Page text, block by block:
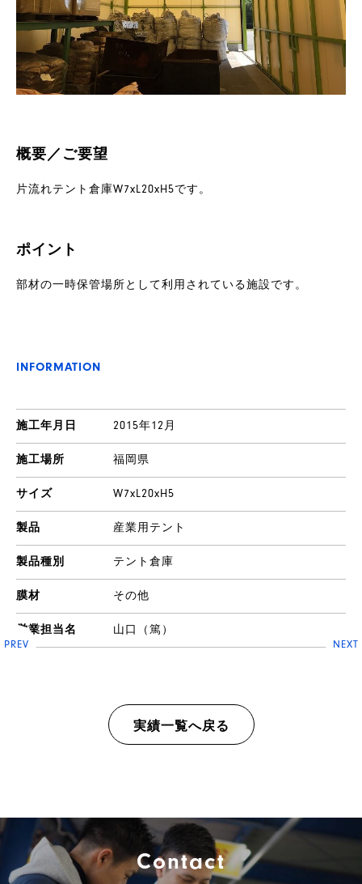
概要／ご要望
片流れテント倉庫W7xL20xH5です。
ポイント
部材の一時保管場所として利用されている施設です。
INFORMATION
施工年月日 2015年12月
施工場所 福岡県
サイズ W7xL20xH5
製品 産業用テント
製品種別 テント倉庫
膜材 その他
営業担当名 山口（篤）
実績一覧へ戻る
PREV NEXT
Contact